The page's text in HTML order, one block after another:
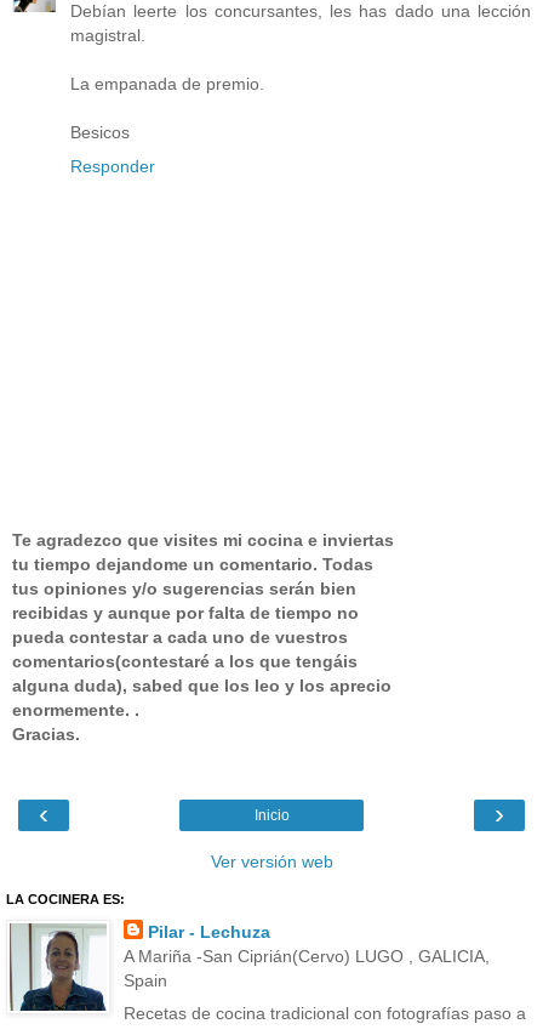
Debían leerte los concursantes, les has dado una lección
magistral.
La empanada de premio.
Besicos
Responder
Te agradezco que visites mi cocina e inviertas
tu tiempo dejandome un comentario. Todas
tus opiniones y/o sugerencias serán bien
recibidas y aunque por falta de tiempo no
pueda contestar a cada uno de vuestros
comentarios(contestaré a los que tengáis
alguna duda), sabed que los leo y los aprecio
enormemente. .
Gracias.
‹ ›
Inicio
Ver versión web
LA COCINERA ES:
Pilar - Lechuza
A Mariña -San Ciprián(Cervo) LUGO , GALICIA,
Spain
Recetas de cocina tradicional con fotografías paso a